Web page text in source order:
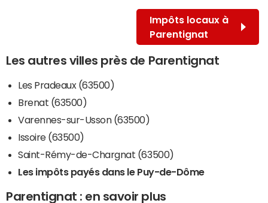
Impôts locaux à
Parentignat
Les autres villes près de Parentignat
Les Pradeaux (63500)
Brenat (63500)
Varennes-sur-Usson (63500)
Issoire (63500)
Saint-Rémy-de-Chargnat (63500)
Les impôts payés dans le Puy-de-Dôme
Parentignat : en savoir plus